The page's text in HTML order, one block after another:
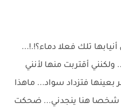
تلك فعلا دماء؟!.!...
أقتربت منها لأنني
فتزداد سواد... ماهذا
شخصا هنا ينجدني... ضحكت